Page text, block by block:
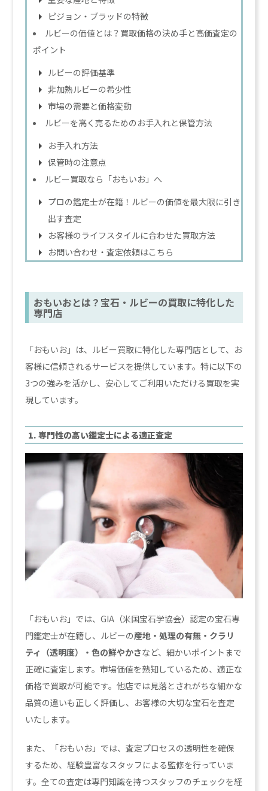
ピジョン・ブラッドの特徴
ルビーの価値とは？買取価格の決め手と高価査定の
ポイント
ルビーの評価基準
非加熱ルビーの希少性
市場の需要と価格変動
ルビーを高く売るためのお手入れと保管方法
お手入れ方法
保管時の注意点
ルビー買取なら「おもいお」へ
プロの鑑定士が在籍！ルビーの価値を最大限に引き
出す査定
お客様のライフスタイルに合わせた買取方法
お問い合わせ・査定依頼はこちら
おもいおとは？宝石・ルビーの買取に特化した
専門店
「おもいお」は、ルビー買取に特化した専門店として、お
客様に信頼されるサービスを提供しています。特に以下の
3つの強みを活かし、安心してご利用いただける買取を実
現しています。
1. 専門性の高い鑑定士による適正査定
「おもいお」では、GIA（米国宝石学協会）認定の宝石専
門鑑定士が在籍し、ルビーの産地・処理の有無・クラリ
ティ（透明度）・色の鮮やかさなど、細かいポイントまで
正確に査定します。市場価値を熟知しているため、適正な
価格で買取が可能です。他店では見落とされがちな細かな
品質の違いも正しく評価し、お客様の大切な宝石を査定
いたします。
また、「おもいお」では、査定プロセスの透明性を確保
するため、経験豊富なスタッフによる監修を行っていま
す。全ての査定は専門知識を持つスタッフのチェックを経